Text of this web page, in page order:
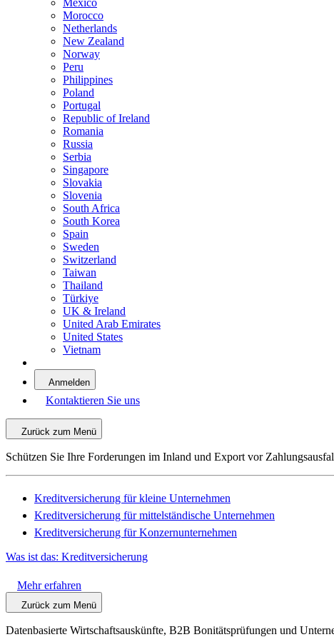
Mexico
Morocco
Netherlands
New Zealand
Norway
Peru
Philippines
Poland
Portugal
Republic of Ireland
Romania
Russia
Serbia
Singapore
Slovakia
Slovenia
South Africa
South Korea
Spain
Sweden
Switzerland
Taiwan
Thailand
Türkiye
UK & Ireland
United Arab Emirates
United States
Vietnam
Anmelden
Kontaktieren Sie uns
Zurück zum Menü
Schützen Sie Ihre Forderungen im Inland und Export vor
Kreditversicherung für kleine Unternehmen
Kreditversicherung für mittelständische Unternehmen
Kreditversicherung für Konzernunternehmen
Was ist das: Kreditversicherung
Mehr erfahren
Zurück zum Menü
Datenbasierte Wirtschaftsauskünfte, B2B Bonitätsprüfungen und